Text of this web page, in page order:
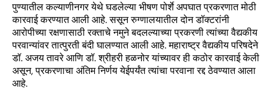
पुण्यातील कल्याणीनगर येथे घडलेल्या भीषण पोर्शे अपघात प्रकरणात मोठी
कारवाई करण्यात आली आहे. ससून रुग्णालयातील दोन डॉक्टरांनी
आरोपीच्या रक्षणासाठी रक्ताचे नमुने बदलल्याच्या प्रकरणी त्यांच्या वैद्यकीय
परवान्यांवर तात्पुरती बंदी घालण्यात आली आहे. महाराष्ट्र वैद्यकीय परिषदेने
डॉ. अजय तावरे आणि डॉ. श्रीहरी हळनोर यांच्यावर ही कठोर कारवाई केली
असून, प्रकरणाचा अंतिम निर्णय येईपर्यंत त्यांचा परवाना रद्द ठेवण्यात आला
आहे.